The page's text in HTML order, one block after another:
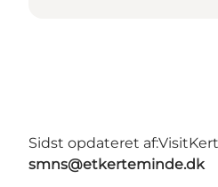
Sidst opdateret af:
smns@etkerteminde.dk